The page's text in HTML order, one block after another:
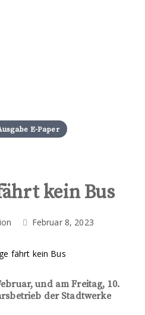
i
p
o
n
t
E-Paper
kein Bus
Februar 8, 2023
und am Freitag, 10.
der Stadtwerke